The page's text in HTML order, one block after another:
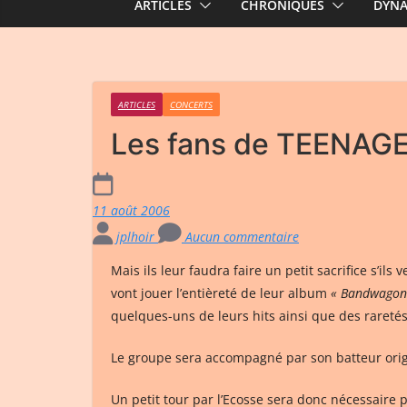
ARTICLES CHRONIQUES
ARTICLES CONCERTS
Les fans de
11 août 2006
jplhoir
Aucun commentaire
Mais ils leur faudra faire un petit sacrifice s’ils
vont jouer l’entièreté de leur album «
quelques-uns de leurs hits ainsi que des
Le groupe sera accompagné par son batteur
Un petit tour par l’Ecosse sera donc